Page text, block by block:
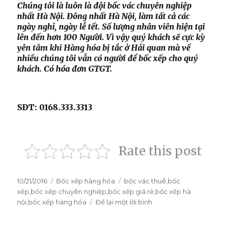
Chúng tôi là luôn là đội bốc vác chuyên nghiệp
nhất Hà Nội. Đông nhất Hà Nội, làm tất cả các
ngày nghỉ, ngày lễ tết. Số lượng nhân viên hiện tại
lên đến hơn 100 Người. Vì vậy quý khách sẽ cực kỳ
yên tâm khi Hàng hóa bị tắc ở Hải quan mà về
nhiều chúng tôi vẫn có người để bốc xếp cho quý
khách. Có hóa đơn GTGT.
SĐT: 0168.333.3313
Rate this post
Đăng
vào
ngày
10/21/2016
Danh
mục
Bốc xếp hàng hóa Thẻ
bốc vác thuê,bốc
xếp,bốc xếp chuyên nghiệp,bốc xếp giá rẻ,bốc xếp hà
nội,bốc xếp hàng hóa Để lại một lời bình